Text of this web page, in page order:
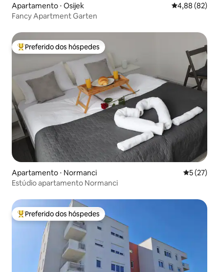
Apartamento ⋅ Osijek 4,88 de uma
4,88 (82)
Fancy Apartment Garten
Entre os melhores preferidos dos hóspedes
Preferido dos hóspedes
Apartamento ⋅ Normanci 5 de uma
5 (27)
Estúdio apartamento Normanci
Entre os melhores preferidos dos hóspedes
Preferido dos hóspedes